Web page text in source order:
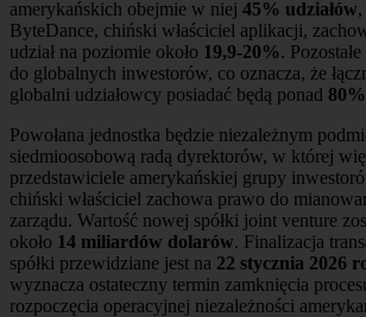
amerykańskich obejmie w niej 45% udziałów
ByteDance, chiński właściciel aplikacji,
udział na poziomie około 19,9-20%.
do globalnych inwestorów, co oznacza, że
globalni udziałowcy posiadać będą ponad
Powołana jednostka będzie niezależnym
siedmioosobową radą dyrektorów, w której
przedstawiciele amerykańskiej grupy
chiński właściciel zachowa prawo do
zarządu. Wartość nowej spółki joint venture
około 14 miliardów dolarów. Finalizacja
spółki przewidziane jest na 22 stycznia 2026
wyznacza ostateczny termin zamknięcia
rozpoczęcia operacyjnej niezależności